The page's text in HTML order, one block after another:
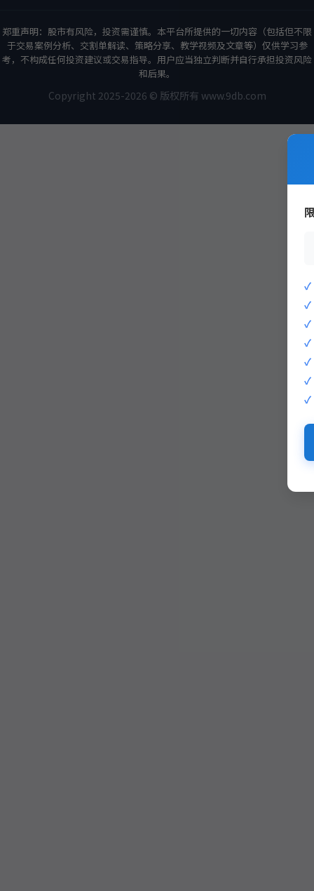
郑重声明：股市有风险，投资需谨慎。本平台所提供的一切内容（包括但不限
于交易案例分析、交割单解读、策略分享、教学视频及文章等）仅供学习参
考，不构成任何投资建议或交易指导。用户应当独立判断并自行承担投资风险
和后果。
Copyright 2025-2026 © 版权所有 www.9db.com